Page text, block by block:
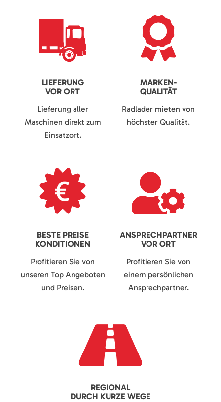
LIEFERUNG
VOR ORT
Lieferung aller
Maschinen direkt zum
Einsatzort.
MARKEN-
QUALITÄT
Radlader mieten von
höchster Qualität.
BESTE PREISE
KONDITIONEN
Profitieren Sie von
unseren Top Angeboten
und Preisen.
ANSPRECHPARTNER
VOR ORT
Profitieren Sie von
einem persönlichen
Ansprechpartner.
REGIONAL
DURCH KURZE WEGE